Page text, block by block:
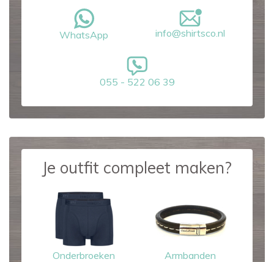
WhatsApp info@shirtsco.nl
055 - 522 06 39
Je outfit compleet maken?
Onderbroeken Armbanden